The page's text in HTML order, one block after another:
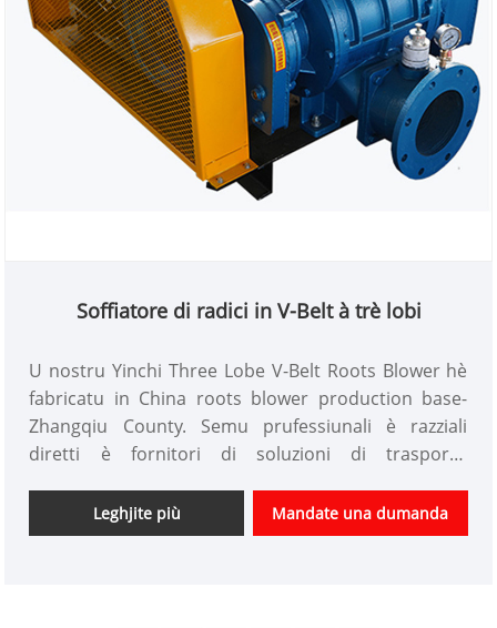
Soffiatore di radici in V-Belt à trè lobi
U nostru Yinchi Three Lobe V-Belt Roots Blower hè
fabricatu in China roots blower production base-
Zhangqiu County. Semu prufessiunali è razziali
diretti è fornitori di soluzioni di trasportu
avanzata di blower roots, è pò esse persunalizatu cù
prezzu prezzu.
Leghjite più Mandate una dumanda